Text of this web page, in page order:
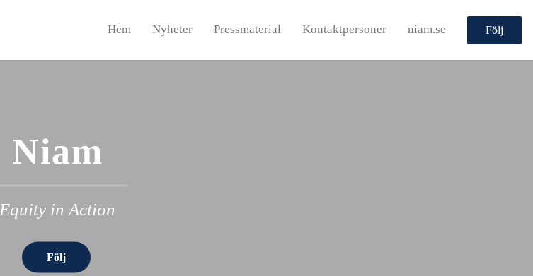
Hem Nyheter Pressmaterial Kontaktpersoner niam.se Följ
Niam
Equity in Action
Följ